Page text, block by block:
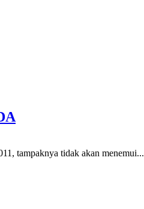
tampaknya tidak akan menemui...